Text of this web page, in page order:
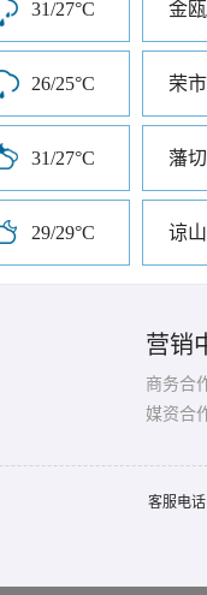
31/27°C 金瓯
26/25°C 荣市
31/27°C 藩
29/29°C 谅山
营销
商务合
媒资合
客服电